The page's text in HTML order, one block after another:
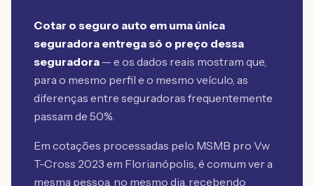
Cotar o seguro auto em uma única
seguradora entrega só o preço dessa
seguradora — e os dados reais mostram que,
para o mesmo perfil e o mesmo veículo, as
diferenças entre seguradoras frequentemente
passam de 50%.
Em cotações processadas pelo MSMB pro Vw
T-Cross 2023 em Florianópolis, é comum ver a
mesma pessoa, no mesmo dia, recebendo